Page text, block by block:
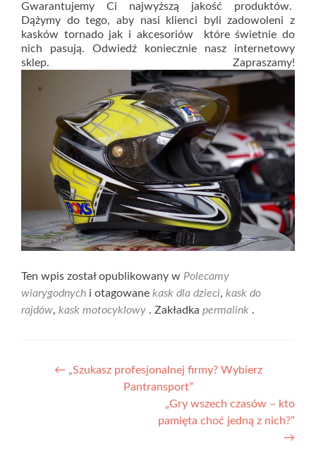
Gwarantujemy Ci najwyższą jakość produktów.
Dążymy do tego, aby nasi klienci byli zadowoleni z
kasków tornado jak i akcesoriów które świetnie do
nich pasują. Odwiedź koniecznie nasz internetowy
sklep. Zapraszamy!
Ten wpis został opublikowany w Polecamy
wiarygodnych i otagowane kask dla dzieci, kask do
rajdów, kask motocyklowy . Zakładka permalink .
Nawigacja
← „Szukasz profesjonalnej firmy? Wybierz
Pantransport”
„Gry wszech czasów – kto
pamięta choć jedną z nich?”
→